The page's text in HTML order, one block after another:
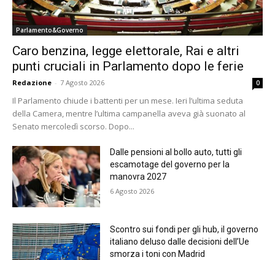
Parlamento&Governo
Caro benzina, legge elettorale, Rai e altri
punti cruciali in Parlamento dopo le ferie
Redazione - 7 Agosto 2026 0
Il Parlamento chiude i battenti per un mese. Ieri l’ultima seduta
della Camera, mentre l’ultima campanella aveva già suonato al
Senato mercoledì scorso. Dopo...
Dalle pensioni al bollo auto, tutti gli
escamotage del governo per la
manovra 2027
6 Agosto 2026
Scontro sui fondi per gli hub, il governo
italiano deluso dalle decisioni dell’Ue
smorza i toni con Madrid